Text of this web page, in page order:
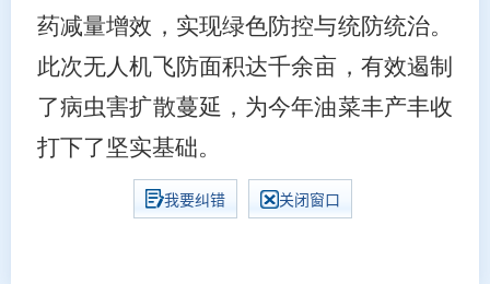
药减量增效，实现绿色防控与统防统治。
此次无人机飞防面积达千余亩，有效遏制
了病虫害扩散蔓延，为今年油菜丰产丰收
打下了坚实基础。
我要纠错 关闭窗口